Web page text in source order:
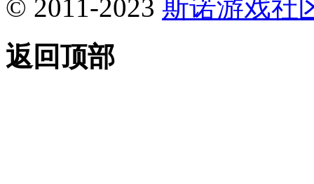
© 2011-2023 斯诺游戏社
返回顶部